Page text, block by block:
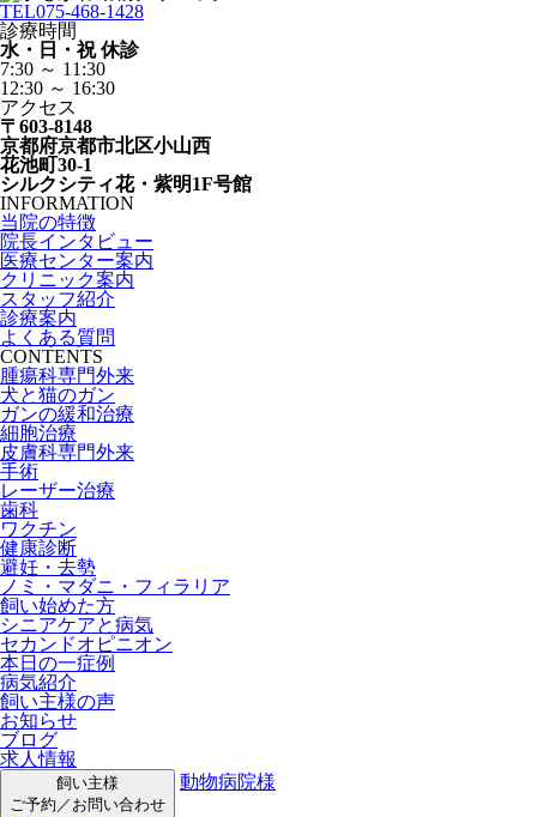
TEL075-468-1428
診療時間
水・日・祝 休診
7:30 ～ 11:30
12:30 ～ 16:30
アクセス
〒603-8148
京都府京都市北区小山西
花池町30-1
シルクシティ花・紫明1F号館
INFORMATION
当院の特徴
院長インタビュー
医療センター案内
クリニック案内
スタッフ紹介
診療案内
よくある質問
CONTENTS
腫瘍科専門外来
犬と猫のガン
ガンの緩和治療
細胞治療
皮膚科専門外来
手術
レーザー治療
歯科
ワクチン
健康診断
避妊・去勢
ノミ・マダニ・フィラリア
飼い始めた方
シニアケアと病気
セカンドオピニオン
本日の一症例
病気紹介
飼い主様の声
お知らせ
ブログ
求人情報
飼い主様
ご予約／お問い合わせ
動物病院様